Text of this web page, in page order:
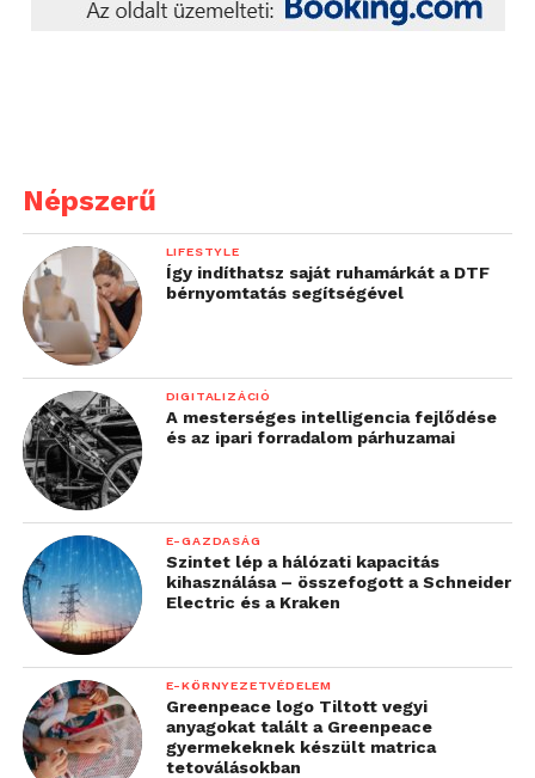
Népszerű
LIFESTYLE
Így indíthatsz saját ruhamárkát a DTF
bérnyomtatás segítségével
DIGITALIZÁCIÓ
A mesterséges intelligencia fejlődése
és az ipari forradalom párhuzamai
E-GAZDASÁG
Szintet lép a hálózati kapacitás
kihasználása – összefogott a Schneider
Electric és a Kraken
E-KÖRNYEZETVÉDELEM
Greenpeace logo Tiltott vegyi
anyagokat talált a Greenpeace
gyermekeknek készült matrica
tetoválásokban